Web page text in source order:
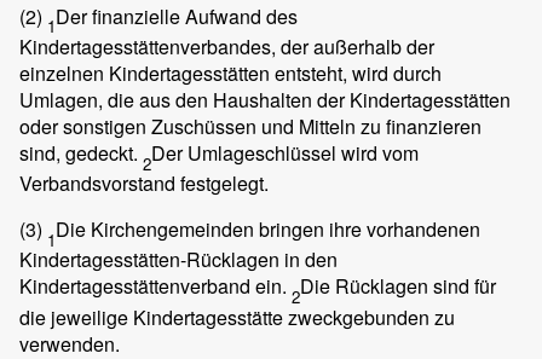
(2) 1Der finanzielle Aufwand des
Kindertagesstättenverbandes, der außerhalb der
einzelnen Kindertagesstätten entsteht, wird durch
Umlagen, die aus den Haushalten der Kindertagesstätten
oder sonstigen Zuschüssen und Mitteln zu finanzieren
sind, gedeckt. 2Der Umlageschlüssel wird vom
Verbandsvorstand festgelegt.
(3) 1Die Kirchengemeinden bringen ihre vorhandenen
Kindertagesstätten-Rücklagen in den
Kindertagesstättenverband ein. 2Die Rücklagen sind für
die jeweilige Kindertagesstätte zweckgebunden zu
verwenden.